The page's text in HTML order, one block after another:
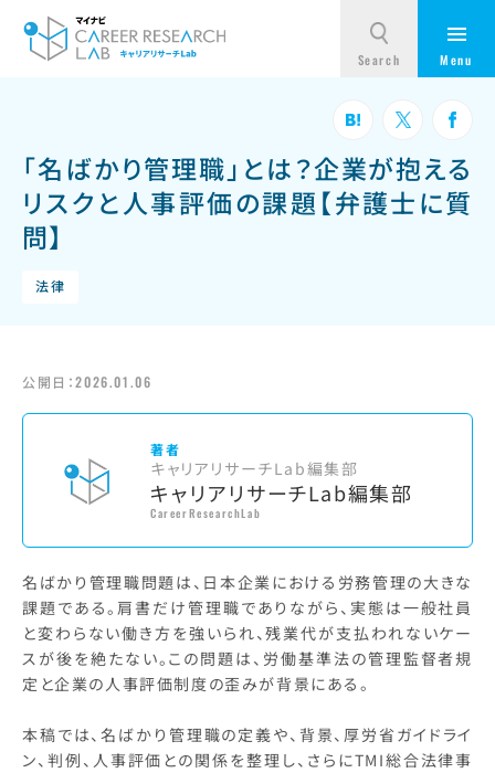
「名ばかり管理職」とは？企業が抱える
リスクと人事評価の課題【弁護士に質
問】
法律
公開日：2026.01.06
著者
キャリアリサーチLab編集部
キャリアリサーチLab編集部
CareerResearchLab
名ばかり管理職問題は、日本企業における労務管理の大きな
課題である。肩書だけ管理職でありながら、実態は一般社員
と変わらない働き方を強いられ、残業代が支払われないケー
スが後を絶たない。この問題は、労働基準法の管理監督者規
定と企業の人事評価制度の歪みが背景にある。
本稿では、名ばかり管理職の定義や、背景、厚労省ガイドライ
ン、判例、人事評価との関係を整理し、さらにTMI総合法律事